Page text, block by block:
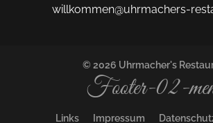
willkommen@uhrmachers-
© 2026 Uhrmacher's
Footer-02-
Links Impressum